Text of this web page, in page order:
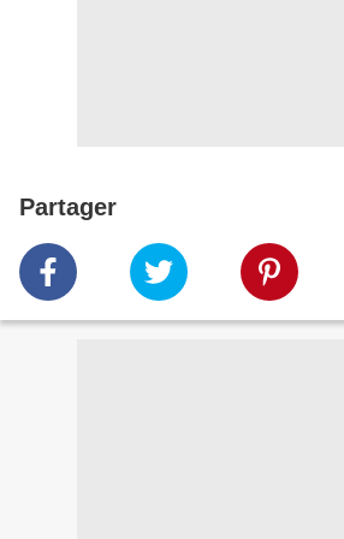
Partager